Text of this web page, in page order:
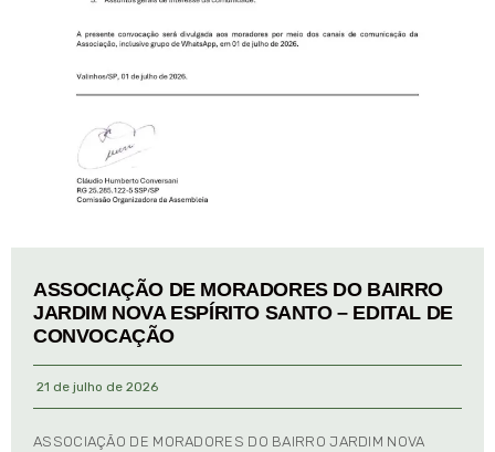
ASSOCIAÇÃO DE MORADORES DO BAIRRO
JARDIM NOVA ESPÍRITO SANTO – EDITAL DE
CONVOCAÇÃO
21 de julho de 2026
ASSOCIAÇÃO DE MORADORES DO BAIRRO JARDIM NOVA